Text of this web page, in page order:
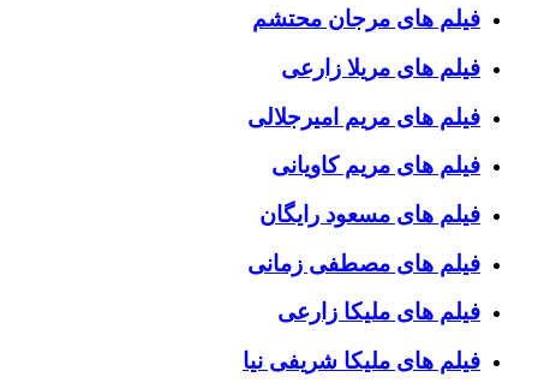
فیلم های مرجان محتشم
فیلم های مریلا زارعی
فیلم های مریم امیرجلالی
فیلم های مریم کاویانی
فیلم های مسعود رایگان
فیلم های مصطفی زمانی
فیلم های ملیکا زارعی
فیلم های ملیکا شریفی نیا